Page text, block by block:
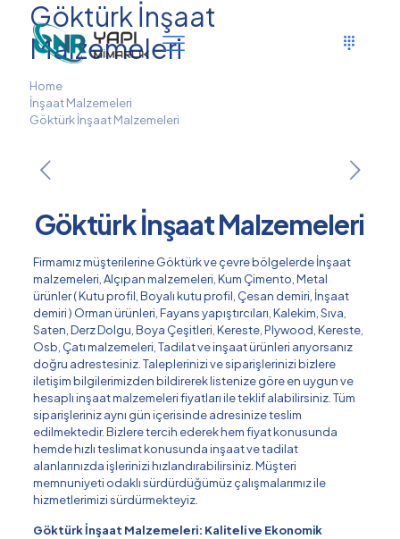
Göktürk İnşaat
Malzemeleri
Home
İnşaat Malzemeleri
Göktürk İnşaat Malzemeleri
Göktürk İnşaat Malzemeleri
Firmamız müşterilerine Göktürk ve çevre bölgelerde İnşaat
malzemeleri, Alçıpan malzemeleri, Kum Çimento, Metal
ürünler ( Kutu profil, Boyalı kutu profil, Çesan demiri, İnşaat
demiri ) Orman ürünleri, Fayans yapıştırcıları, Kalekim, Sıva,
Saten, Derz Dolgu, Boya Çeşitleri, Kereste, Plywood, Kereste,
Osb, Çatı malzemeleri, Tadilat ve inşaat ürünleri arıyorsanız
doğru adrestesiniz. Taleplerinizi ve siparişlerinizi bizlere
iletişim bilgilerimizden bildirerek listenize göre en uygun ve
hesaplı inşaat malzemeleri fiyatları ile teklif alabilirsiniz. Tüm
siparişleriniz aynı gün içerisinde adresinize teslim
edilmektedir. Bizlere tercih ederek hem fiyat konusunda
hemde hızlı teslimat konusunda inşaat ve tadilat
alanlarınızda işlerinizi hızlandırabilirsiniz. Müşteri
memnuniyeti odaklı sürdürdüğümüz çalışmalarımız ile
hizmetlerimizi sürdürmekteyiz.
Göktürk İnşaat Malzemeleri: Kaliteli ve Ekonomik